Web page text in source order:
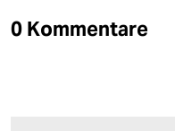
0 Kommentare